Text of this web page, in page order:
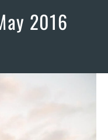
2016